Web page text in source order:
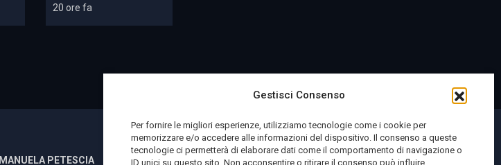
Gestisci Consenso
Per fornire le migliori esperienze, utilizziamo tecnologie come i cookie per
memorizzare e/o accedere alle informazioni del dispositivo. Il consenso a queste
tecnologie ci permetterà di elaborare dati come il comportamento di navigazione o
ID unici su questo sito. Non acconsentire o ritirare il consenso può influire
20 ore fa
MANUELA PETESCIA